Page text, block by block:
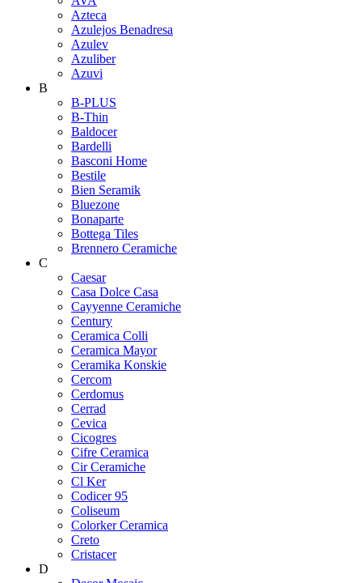
Azteca
Azulejos Benadresa
Azulev
Azuliber
Azuvi
B
B-PLUS
B-Thin
Baldocer
Bardelli
Basconi Home
Bestile
Bien Seramik
Bluezone
Bonaparte
Bottega Tiles
Brennero Ceramiche
C
Caesar
Casa Dolce Casa
Cayyenne Ceramiche
Century
Ceramica Colli
Ceramica Mayor
Ceramika Konskie
Cercom
Cerdomus
Cerrad
Cevica
Cicogres
Cifre Ceramica
Cir Ceramiche
Cl Ker
Codicer 95
Coliseum
Colorker Ceramica
Creto
Cristacer
D